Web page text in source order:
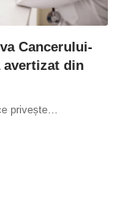
Cancerului-
avertizat din
privește